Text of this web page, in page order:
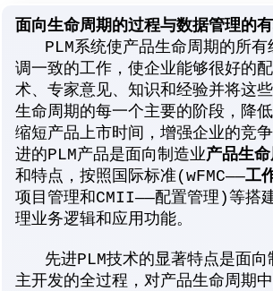
面向生命周期的过程与数据管理的
PLM系统使产品生命周期的所有
调一致的工作，使企业能够很好的
术、专家意见、知识和经验并将这
生命周期的每一个主要的阶段，降
缩短产品上市时间，增强企业的竞争
进的PLM产品是面向制造业产品生
和特点，按照国际标准(wFMC——工
项目管理和CMII——配置管理)等搭建
理业务逻辑和应用功能。
先进PLM技术的显著特点是面向
主开发的全过程，对产品生命周期